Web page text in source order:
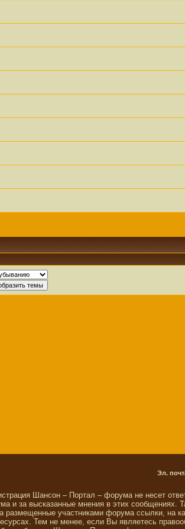
Эл.
Шансон – Портал – форума не несет
и за высказанные мнения в этих сообщениях.
размещенные участниками форума ссылки, на
Тем не менее, если Вы являетесь